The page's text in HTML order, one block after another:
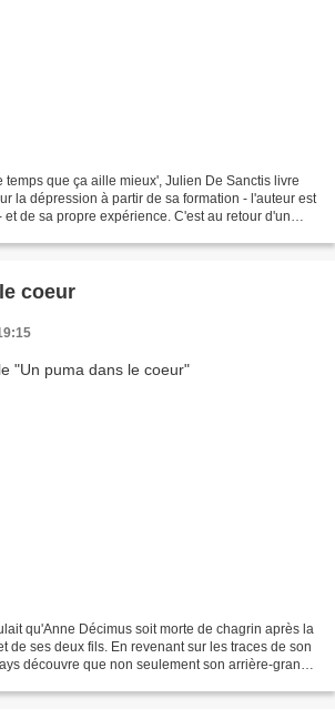
temps que ça aille mieux', Julien De Sanctis livre
la dépression à partir de sa formation - l'auteur est
de sa propre expérience. C'est au retour d'un
coeur
qu'Anne Décimus soit morte de chagrin après la
de ses deux fils. En revenant sur les traces de son
découvre que non seulement son arrière-grand-